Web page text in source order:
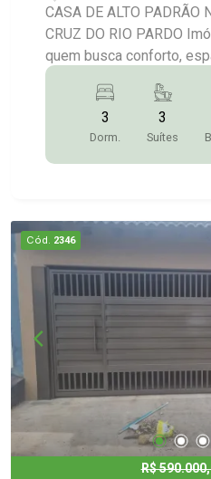
CASA DE ALTO PADRÃO
CRUZ DO RIO PARDO Imóvel diferenciado para
quem busca conforto,
privilegiada, situado no
Localização: Centro /
Pardo/SP Terreno: 384 m² Construção: 399,84 m²
DISTRIBUIÇÃO DO IMÓVEL Piso Térreo:
estar ampla; Sala de TV
Despensa de louças;
planejados; Piso Superior: 02 suítes; Sala íntima;
Lavabo; Cozinha de
master com: Closet
Banheira; DIFERENCIAIS Imóvel muito bem
construído Excelente
Ambientes amplos e
externa (ideal para
para 02 carros grandes;
privilegiada;
3
Dorm.
3
Suítes
Cód. 2346
R$